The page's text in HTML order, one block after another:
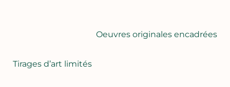
Oeuvres originales encadrées
Tirages d’art limités